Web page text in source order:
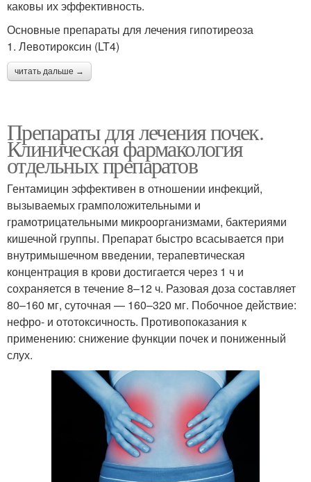
каковы их эффективность.
Основные препараты для лечения гипотиреоза
1. Левотироксин (LT4)
читать дальше →
Препараты для лечения почек.
Клиническая фармакология
отдельных препаратов
Гентамицин эффективен в отношении инфекций,
вызываемых грамположительными и
грамотрицательными микроорганизмами, бактериями
кишечной группы. Препарат быстро всасывается при
внутримышечном введении, терапевтическая
концентрация в крови достигается через 1 ч и
сохраняется в течение 8–12 ч. Разовая доза составляет
80–160 мг, суточная — 160–320 мг. Побочное действие:
нефро- и ототоксичность. Противопоказания к
применению: снижение функции почек и пониженный
слух.